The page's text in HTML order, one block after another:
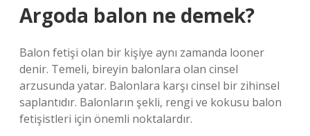
Argoda balon ne demek?
Balon fetişi olan bir kişiye aynı zamanda looner
denir. Temeli, bireyin balonlara olan cinsel
arzusunda yatar. Balonlara karşı cinsel bir zihinsel
saplantıdır. Balonların şekli, rengi ve kokusu balon
fetişistleri için önemli noktalardır.